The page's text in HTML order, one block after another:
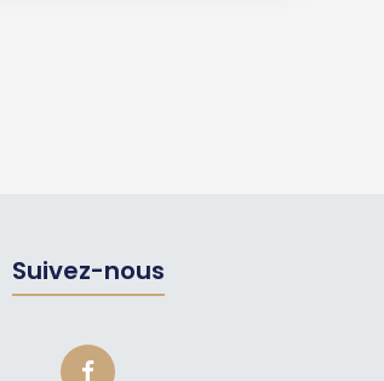
Suivez-nous